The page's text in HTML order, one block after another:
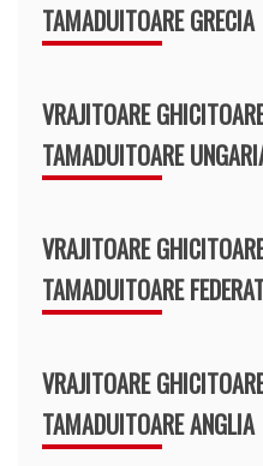
TAMADUITOARE GRECIA
VRAJITOARE
TAMADUITOARE
VRAJITOARE
TAMADUITOARE
VRAJITOARE
TAMADUITOARE ANGLIA